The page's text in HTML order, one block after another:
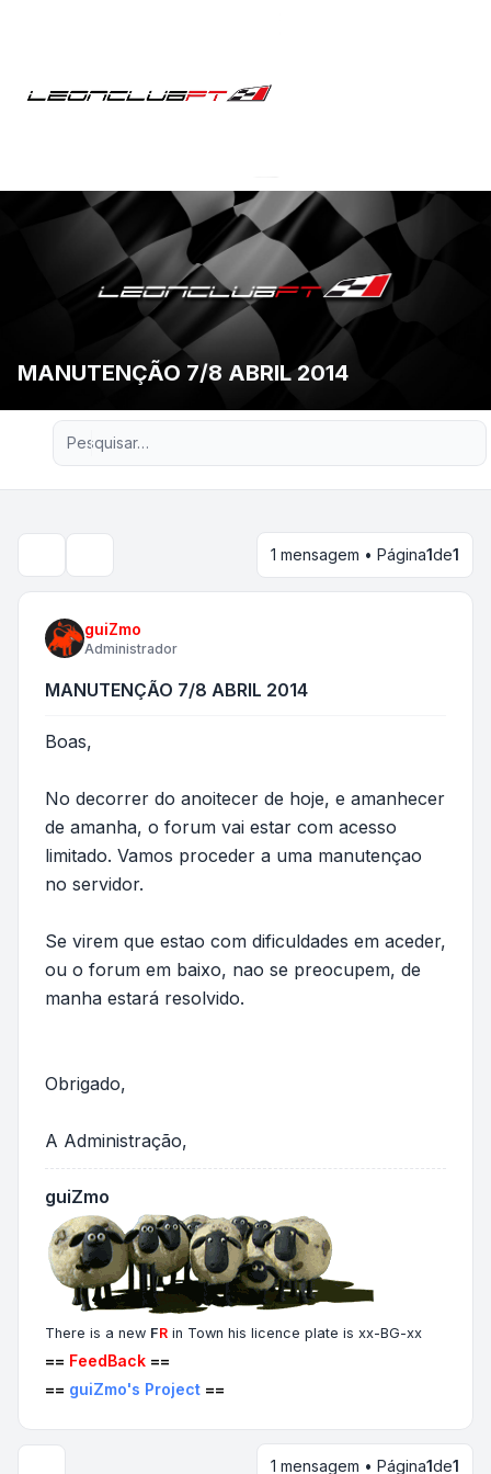
MANUTENÇÃO 7/8 ABRIL 2014
Pesquisa avançada
1 mensagem • Página1de1
guiZmo
Administrador
MANUTENÇÃO 7/8 ABRIL 2014
Boas,
No decorrer do anoitecer de hoje, e amanhecer
de amanha, o forum vai estar com acesso
limitado. Vamos proceder a uma manutençao
no servidor.
Se virem que estao com dificuldades em aceder,
ou o forum em baixo, nao se preocupem, de
manha estará resolvido.
Obrigado,
A Administração,
guiZmo
There is a new FR in Town his licence plate is xx-BG-xx
== FeedBack ==
== guiZmo's Project ==
1 mensagem • Página1de1